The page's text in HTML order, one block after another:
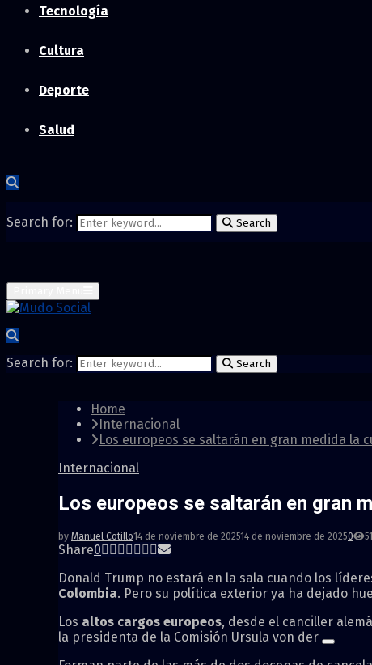
Tecnología
Cultura
Deporte
Salud
Search for: Search
Search for: Search
Home
Internacional
Los europeos se saltarán en gran medida la
Internacional
Los europeos se saltarán en gran
by Manuel Cotillo14 de noviembre de 202514 de noviembre de 20250
Share0
Donald Trump no estará en la sala cuando los
Colombia. Pero su política exterior ya ha dejado
Los altos cargos europeos, desde el canciller
la presidenta de la Comisión Ursula von der